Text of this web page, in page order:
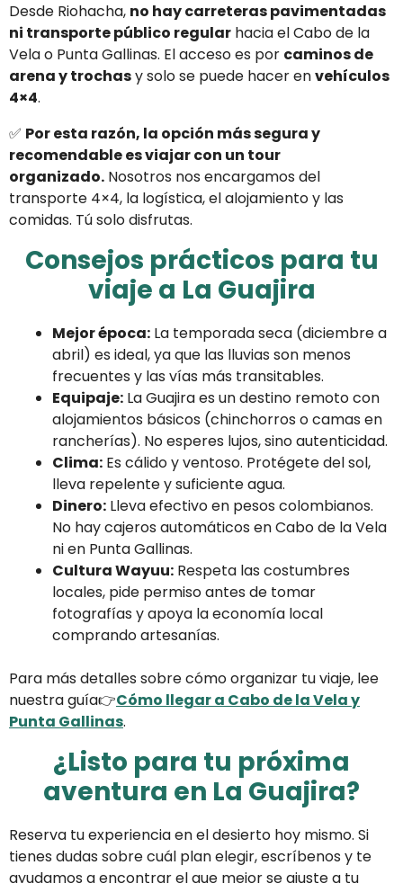
Desde Riohacha, no hay carreteras pavimentadas
ni transporte público regular hacia el Cabo de la
Vela o Punta Gallinas. El acceso es por caminos de
arena y trochasy solo se puede hacer envehículos
4×4.
✅ Por esta razón, la opción más segura y
recomendable es viajar con un tour
organizado. Nosotros nos encargamos del
transporte 4×4, la logística, el alojamiento y las
comidas. Tú solo disfrutas.
Consejos prácticos para tu
viaje a La Guajira
Mejor época: La temporada seca (diciembre a
abril) es ideal, ya que las lluvias son menos
frecuentes y las vías más transitables.
Equipaje: La Guajira es un destino remoto con
alojamientos básicos (chinchorros o camas en
rancherías). No esperes lujos, sino autenticidad.
Clima: Es cálido y ventoso. Protégete del sol,
lleva repelente y suficiente agua.
Dinero: Lleva efectivo en pesos colombianos.
No hay cajeros automáticos en Cabo de la Vela
ni en Punta Gallinas.
Cultura Wayuu: Respeta las costumbres
locales, pide permiso antes de tomar
fotografías y apoya la economía local
comprando artesanías.
Para más detalles sobre cómo organizar tu viaje, lee
nuestra guía👉Cómo llegar a Cabo de la Vela y
Punta Gallinas.
¿Listo para tu próxima
aventura en La Guajira?
Reserva tu experiencia en el desierto hoy mismo. Si
tienes dudas sobre cuál plan elegir, escríbenos y te
ayudamos a encontrar el que mejor se ajuste a tu